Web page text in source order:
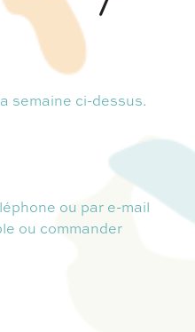
semaine ci-dessus.
ou par e-mail
ou commander